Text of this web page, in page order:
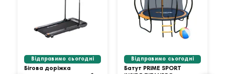
Відправимо сьогодні
Бігова доріжка
Відправимо сьогодні
Батут PRIME SPORT